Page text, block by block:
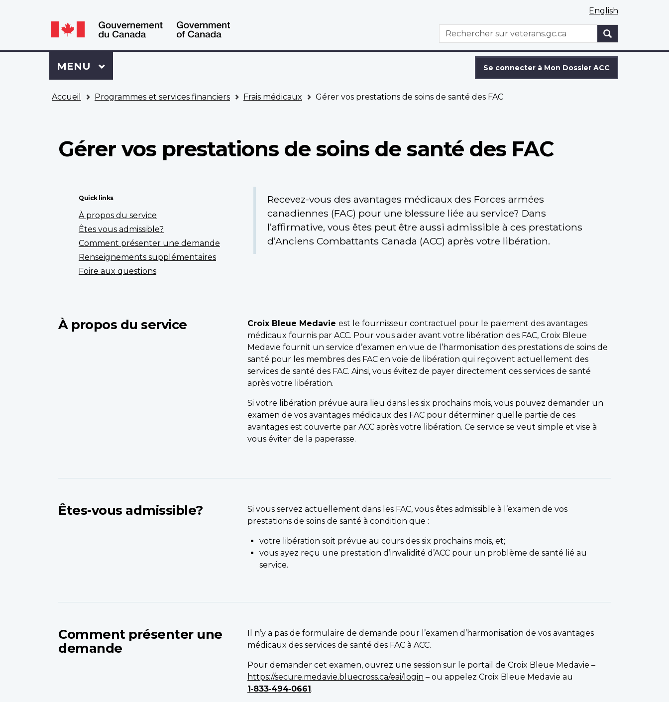
Language
switcher
Language
switcher
English
WxT
Search
Rechercher
Se
connecter
à
Dossier
Se connecter à Mon Dossier ACC
Menu
MENU PRINCIPAL
Accueil Programmes et services financiers Frais médicaux Gérer vos prestations de soins de santé des FAC
Gérer vos prestations de soins de santé des FAC
Quick links
À propos du service
Êtes vous admissible?
Comment présenter une demande
Renseignements supplémentaires
Foire aux questions
Recevez-vous des avantages médicaux des Forces armées
canadiennes (FAC) pour une blessure liée au service? Dans
l’affirmative, vous êtes peut être aussi admissible à ces prestations
d’Anciens Combattants Canada (ACC) après votre libération.
À propos du service Croix Bleue Medavie est le fournisseur contractuel pour le paiement des avantages
médicaux fournis par ACC. Pour vous aider avant votre libération des FAC, Croix Bleue
Medavie fournit un service d’examen en vue de l’harmonisation des prestations de soins de
santé pour les membres des FAC en voie de libération qui reçoivent actuellement des
services de santé des FAC. Ainsi, vous évitez de payer directement ces services de santé
après votre libération.
Si votre libération prévue aura lieu dans les six prochains mois, vous pouvez demander un
examen de vos avantages médicaux des FAC pour déterminer quelle partie de ces
avantages est couverte par ACC après votre libération. Ce service se veut simple et vise à
vous éviter de la paperasse.
Êtes-vous admissible?
Si vous servez actuellement dans les FAC, vous êtes admissible à l’examen de vos
prestations de soins de santé à condition que :
votre libération soit prévue au cours des six prochains mois, et;
vous ayez reçu une prestation d’invalidité d’ACC pour un problème de santé lié au
service.
Comment présenter une
demande
Il n’y a pas de formulaire de demande pour l’examen d’harmonisation de vos avantages
médicaux des services de santé des FAC à ACC.
Pour demander cet examen, ouvrez une session sur le portail de Croix Bleue Medavie –
https://secure.medavie.bluecross.ca/eai/login – ou appelez Croix Bleue Medavie au
1‑833‑494‑0661.